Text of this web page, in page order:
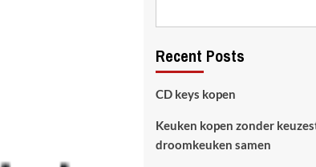
Recent Posts
CD keys kopen
Keuken kopen zonder
droomkeuken samen